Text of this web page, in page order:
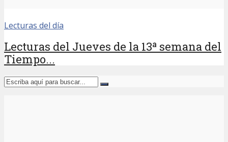
Lecturas del día
Lecturas del Jueves de la 13ª semana del
Tiempo...